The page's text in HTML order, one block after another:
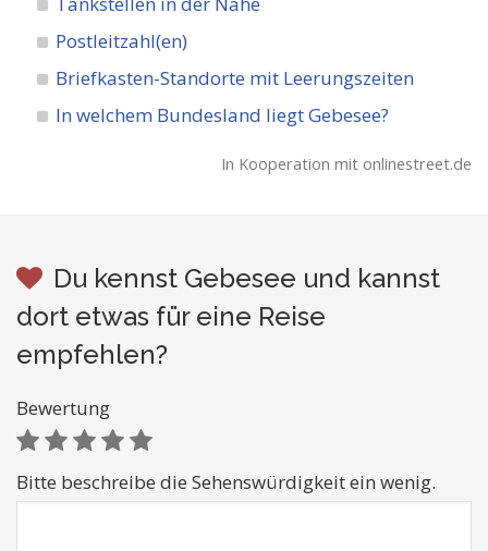
Postleitzahl(en)
Briefkasten-Standorte mit Leerungszeiten
In welchem Bundesland liegt Gebesee?
In Kooperation mit onlinestreet.de
Du kennst Gebesee und kannst
dort etwas für eine Reise
empfehlen?
Bewertung
Bitte beschreibe die Sehenswürdigkeit ein wenig.